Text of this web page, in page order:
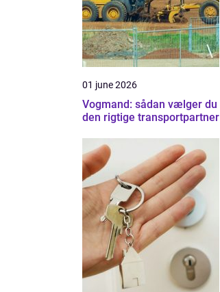
01 june 2026
Vogmand: sådan vælger du
den rigtige transportpartner